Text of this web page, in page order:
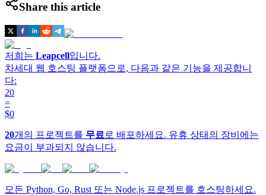
Share this article
저희는 Leapcell입니다.
차세대 웹 호스팅 플랫폼으로, 다음과 같은 기능을 제공합니
다:
20
=
$0
20개의 프로젝트를 무료 로 배포하세요. 유휴 상태의 장비에는
요금이 부과되지 않습니다.
모든 Python, Go, Rust 또는 Node.js 프로젝트를 호스팅하세요.